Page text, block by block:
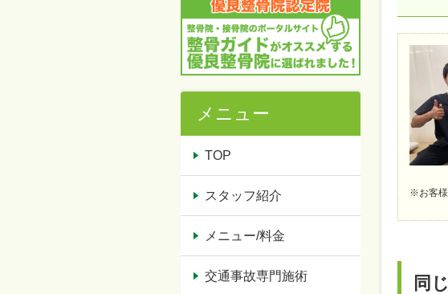
※お客様
同
メニュー
TOP
スタッフ紹介
メニュー/料金
交通事故専門施術